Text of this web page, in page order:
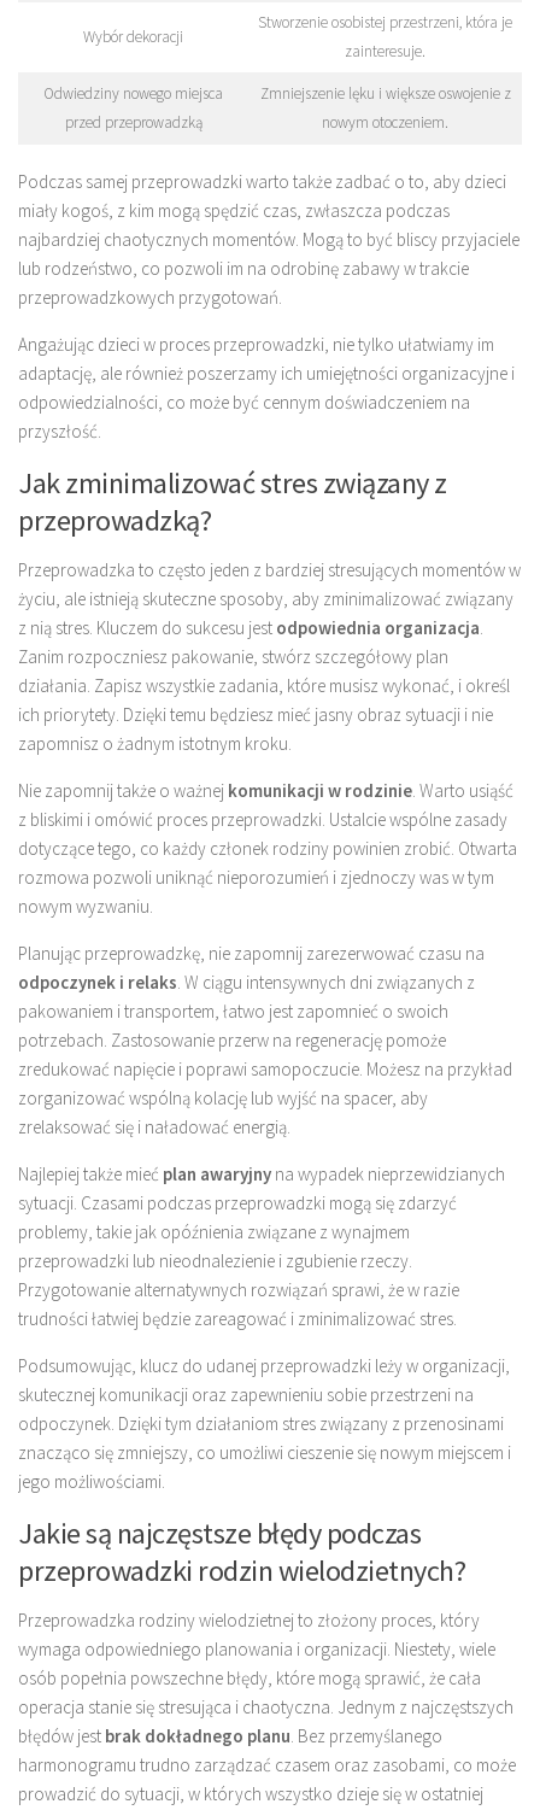
Wybór dekoracji
Stworzenie osobistej przestrzeni, która je
zainteresuje.
Odwiedziny nowego miejsca
przed przeprowadzką
Zmniejszenie lęku i większe oswojenie z
nowym otoczeniem.
Podczas samej przeprowadzki warto także zadbać o to, aby dzieci
miały kogoś, z kim mogą spędzić czas, zwłaszcza podczas
najbardziej chaotycznych momentów. Mogą to być bliscy przyjaciele
lub rodzeństwo, co pozwoli im na odrobinę zabawy w trakcie
przeprowadzkowych przygotowań.
Angażując dzieci w proces przeprowadzki, nie tylko ułatwiamy im
adaptację, ale również poszerzamy ich umiejętności organizacyjne i
odpowiedzialności, co może być cennym doświadczeniem na
przyszłość.
Jak zminimalizować stres związany z
przeprowadzką?
Przeprowadzka to często jeden z bardziej stresujących momentów w
życiu, ale istnieją skuteczne sposoby, aby zminimalizować związany
z nią stres. Kluczem do sukcesu jest odpowiednia organizacja.
Zanim rozpoczniesz pakowanie, stwórz szczegółowy plan
działania. Zapisz wszystkie zadania, które musisz wykonać, i określ
ich priorytety. Dzięki temu będziesz mieć jasny obraz sytuacji i nie
zapomnisz o żadnym istotnym kroku.
Nie zapomnij także o ważnej komunikacji w rodzinie. Warto usiąść
z bliskimi i omówić proces przeprowadzki. Ustalcie wspólne zasady
dotyczące tego, co każdy członek rodziny powinien zrobić. Otwarta
rozmowa pozwoli uniknąć nieporozumień i zjednoczy was w tym
nowym wyzwaniu.
Planując przeprowadzkę, nie zapomnij zarezerwować czasu na
odpoczynek i relaks. W ciągu intensywnych dni związanych z
pakowaniem i transportem, łatwo jest zapomnieć o swoich
potrzebach. Zastosowanie przerw na regenerację pomoże
zredukować napięcie i poprawi samopoczucie. Możesz na przykład
zorganizować wspólną kolację lub wyjść na spacer, aby
zrelaksować się i naładować energią.
Najlepiej także mieć plan awaryjny na wypadek nieprzewidzianych
sytuacji. Czasami podczas przeprowadzki mogą się zdarzyć
problemy, takie jak opóźnienia związane z wynajmem
przeprowadzki lub nieodnalezienie i zgubienie rzeczy.
Przygotowanie alternatywnych rozwiązań sprawi, że w razie
trudności łatwiej będzie zareagować i zminimalizować stres.
Podsumowując, klucz do udanej przeprowadzki leży w organizacji,
skutecznej komunikacji oraz zapewnieniu sobie przestrzeni na
odpoczynek. Dzięki tym działaniom stres związany z przenosinami
znacząco się zmniejszy, co umożliwi cieszenie się nowym miejscem i
jego możliwościami.
Jakie są najczęstsze błędy podczas
przeprowadzki rodzin wielodzietnych?
Przeprowadzka rodziny wielodzietnej to złożony proces, który
wymaga odpowiedniego planowania i organizacji. Niestety, wiele
osób popełnia powszechne błędy, które mogą sprawić, że cała
operacja stanie się stresująca i chaotyczna. Jednym z najczęstszych
błędów jest brak dokładnego planu. Bez przemyślanego
harmonogramu trudno zarządzać czasem oraz zasobami, co może
prowadzić do sytuacji, w których wszystko dzieje się w ostatniej